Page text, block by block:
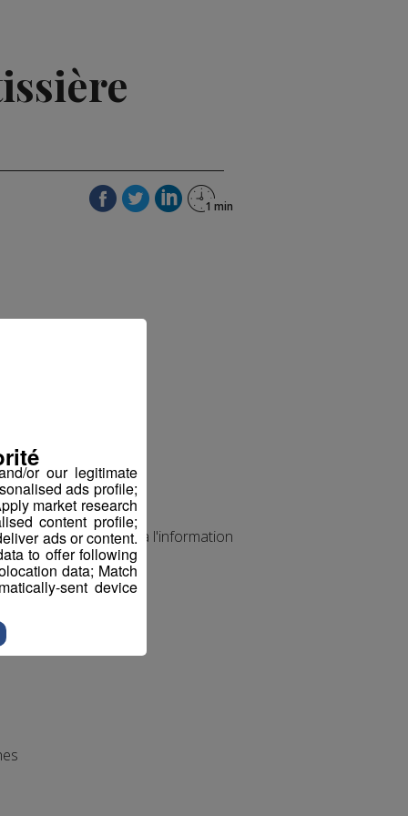
de vous inscrire à l'information
or our legitimate
ads profile;
market research
content profile;
ads or content.
to offer following
data; Match
sent device